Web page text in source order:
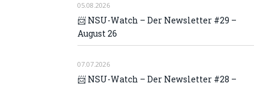
05.08.2026
📨 NSU-Watch – Der Newsletter #29 –
August 26
07.07.2026
📨 NSU-Watch – Der Newsletter #28 –